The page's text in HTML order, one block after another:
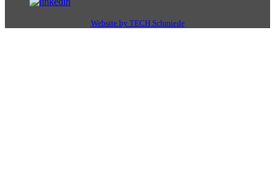
Website by TECH Schmiede